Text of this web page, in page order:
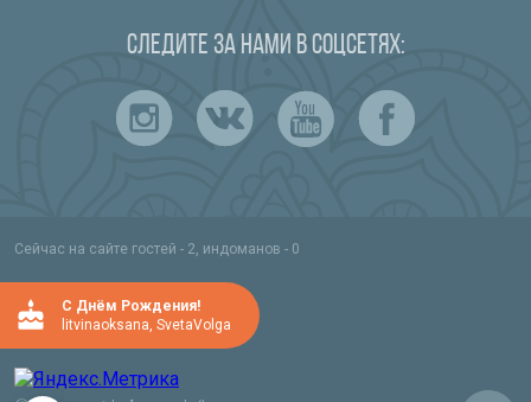
Следите за нами в соцсетях:
Сейчас на сайте гостей - 2, индоманов - 0
C Днём Рождения!
litvinaoksana, SvetaVolga